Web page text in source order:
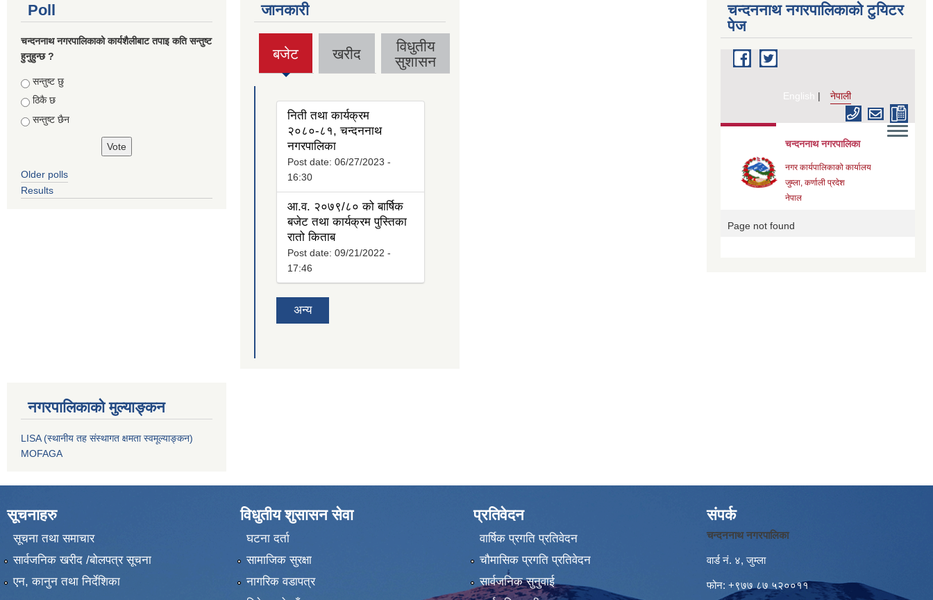
Poll
चन्दननाथ नगरपालिकाको कार्यशैलीबाट तपाइ कति सन्तुष्ट
हुनुहुन्छ ?
Choices
सन्तुष्ट छु
ठिकै छ
सन्तुष्ट छैन
Older polls
Results
जानकारी
बजेट
(active
tab)
खरीद
विधुतीय
सुशासन
निती तथा कार्यक्रम
२०८०-८१, चन्दननाथ
नगरपालिका
Post date: 06/27/2023 -
16:30
आ.व. २०७९/८० को बार्षिक
बजेट तथा कार्यक्रम पुस्तिका
रातो किताब
Post date: 09/21/2022 -
17:46
अन्य
चन्दननाथ नगरपालिकाको टुयिटर
पेज
नगरपालिकाको मुल्याङ्कन
LISA (स्थानीय तह संस्थागत क्षमता स्वमूल्याङ्कन)
MOFAGA
सूचनाहरु
सूचना तथा समाचार
सार्वजनिक खरीद /बोलपत्र सूचना
एन, कानुन तथा निर्देशिका
विधुतीय शुसासन सेवा
घटना दर्ता
सामाजिक सुरक्षा
नागरिक वडापत्र
प्रतिवेदन
वार्षिक प्रगति प्रतिवेदन
चौमासिक प्रगति प्रतिवेदन
सार्वजनिक सुनुवाई
संपर्क
चन्दननाथ नगरपालिका
वार्ड नं. ४, जुम्ला
फोन: +९७७ ८७ ५२००११